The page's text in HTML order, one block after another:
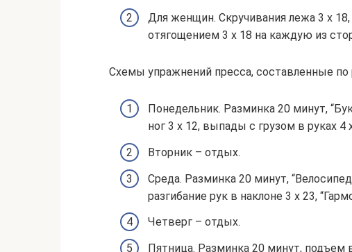
Для женщин. Скручивания лежа 3 х
отягощением 3 х 18 на каждую из
Схемы упражнений пресса, составленные по
Понедельник. Разминка 20 минут,
ног 3 х 12, выпады с грузом в руках 4
Вторник – отдых.
Среда. Разминка 20 минут,
разгибание рук в наклоне 3 х 23,
Четверг – отдых.
Пятница. Разминка 20 минут, подъем